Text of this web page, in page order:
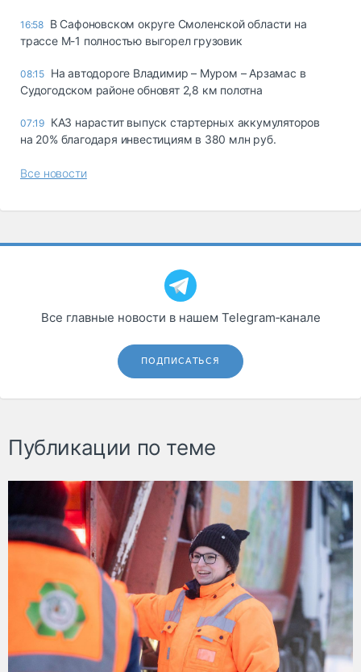
16:58 В Сафоновском округе Смоленской области на
трассе М-1 полностью выгорел грузовик
08:15 На автодороге Владимир – Муром – Арзамас в
Судогодском районе обновят 2,8 км полотна
07:19 КАЗ нарастит выпуск стартерных аккумуляторов
на 20% благодаря инвестициям в 380 млн руб.
Все новости
Все главные новости в нашем Telegram‑канале
ПОДПИСАТЬСЯ
Публикации по теме